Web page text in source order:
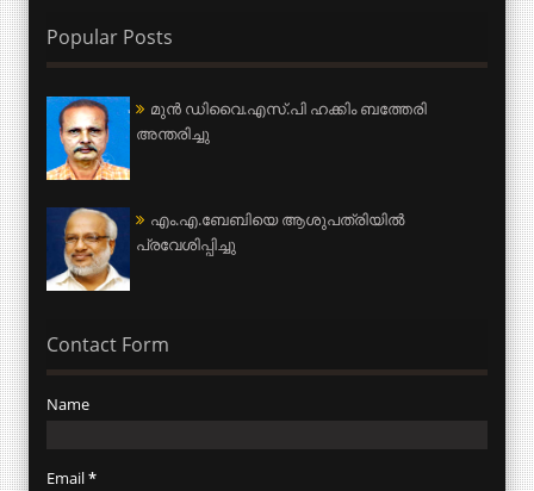
Popular Posts
മുന്‍ ഡിവൈ.എസ്.പി ഹക്കിം ബത്തേരി
അന്തരിച്ചു
എം.എ.ബേബിയെ ആശുപത്രിയില്‍
പ്രവേശിപ്പിച്ചു
Contact Form
Name
Email*